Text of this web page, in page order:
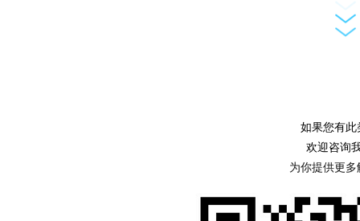
如果您有此
欢迎咨询
为你提供更多